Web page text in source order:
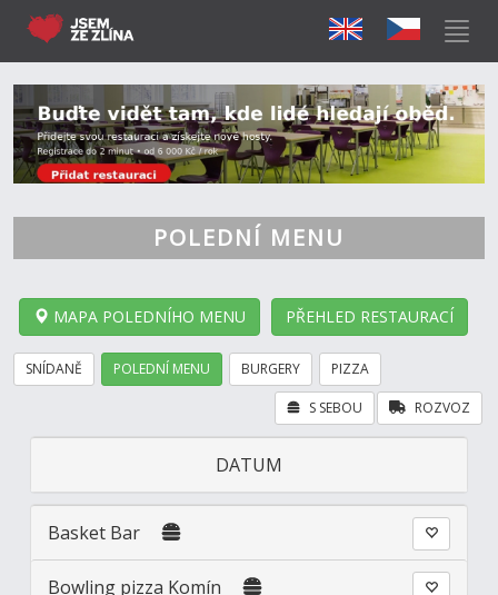
POLEDNÍ MENU
MAPA POLEDNÍHO MENU PŘEHLED RESTAURACÍ
SNÍDANĚ POLEDNÍ MENU BURGERY PIZZA
ROZVOZ
S SEBOU
DATUM
Basket Bar
Bowling pizza Komín